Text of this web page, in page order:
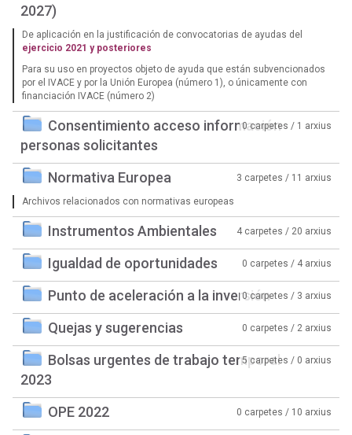
2027)
De aplicación en la justificación de convocatorias de ayudas del
ejercicio 2021 y posteriores
Para su uso en proyectos objeto de ayuda que están subvencionados
por el IVACE y por la Unión Europea (número 1), o únicamente con
financiación IVACE (número 2)
Consentimiento acceso información
personas solicitantes
0 carpetes / 1 arxius
Normativa Europea 3 carpetes / 11 arxius
Archivos relacionados con normativas europeas
Instrumentos Ambientales 4 carpetes / 20 arxius
Igualdad de oportunidades 0 carpetes / 4 arxius
Punto de aceleración a la inversión0 carpetes / 3 arxius
Quejas y sugerencias 0 carpetes / 2 arxius
Bolsas urgentes de trabajo temporal
2023
5 carpetes / 0 arxius
OPE 2022 0 carpetes / 10 arxius